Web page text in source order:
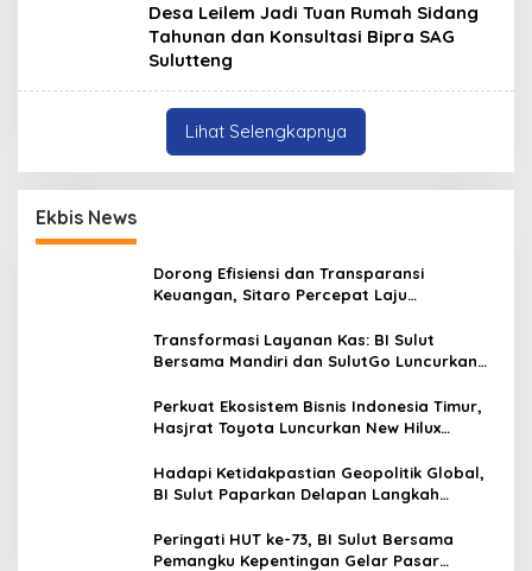
Desa Leilem Jadi Tuan Rumah Sidang
Tahunan dan Konsultasi Bipra SAG
Sulutteng
Lihat Selengkapnya
Ekbis News
Dorong Efisiensi dan Transparansi
Keuangan, Sitaro Percepat Laju
Transformasi Layanan Kas: BI Sulut
Bersama Mandiri dan SulutGo Luncurkan
Kepulauan
Perkuat Ekosistem Bisnis Indonesia Timur,
Hasjrat Toyota Luncurkan New Hilux
Hadapi Ketidakpastian Geopolitik Global,
BI Sulut Paparkan Delapan Langkah
Ekonomi
Peringati HUT ke-73, BI Sulut Bersama
Pemangku Kepentingan Gelar Pasar